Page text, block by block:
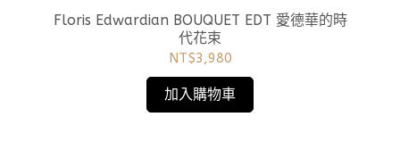
Floris Edwardian BOUQUET EDT 愛德華的時
代花束
NT$3,980
加入購物車